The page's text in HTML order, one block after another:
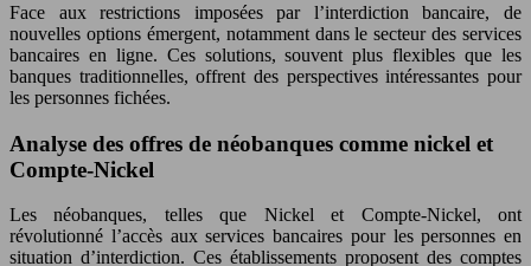
Face aux restrictions imposées par l’interdiction bancaire, de
nouvelles options émergent, notamment dans le secteur des services
bancaires en ligne. Ces solutions, souvent plus flexibles que les
banques traditionnelles, offrent des perspectives intéressantes pour
les personnes fichées.
Analyse des offres de néobanques comme nickel et
Compte-Nickel
Les néobanques, telles que Nickel et Compte-Nickel, ont
révolutionné l’accès aux services bancaires pour les personnes en
situation d’interdiction. Ces établissements proposent des comptes